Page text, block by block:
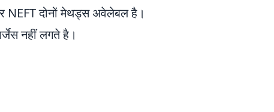
दोनों मेथड्स अवेलेबल है।
नहीं लगते है।